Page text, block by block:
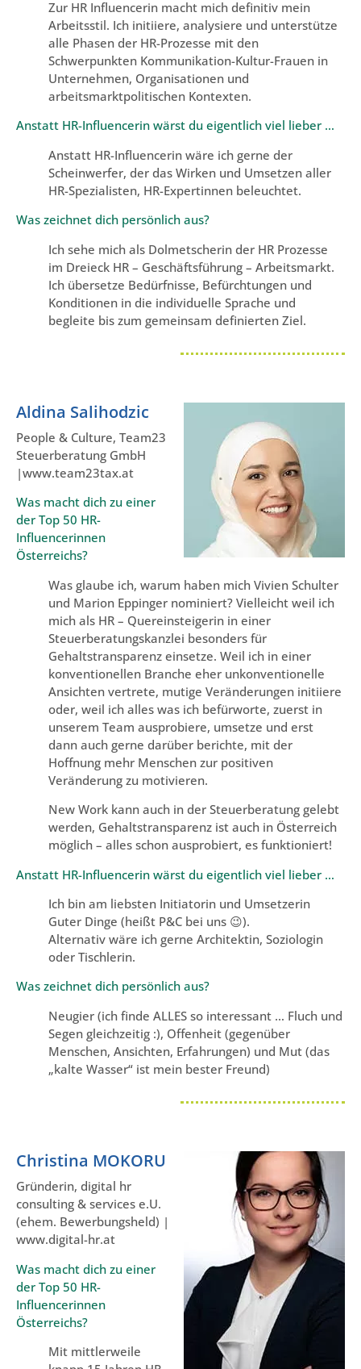
Zur HR Influencerin macht mich definitiv mein
Arbeitsstil. Ich initiiere, analysiere und unterstütze
alle Phasen der HR-Prozesse mit den
Schwerpunkten Kommunikation-Kultur-Frauen in
Unternehmen, Organisationen und
arbeitsmarktpolitischen Kontexten.
Anstatt HR-Influencerin wärst du eigentlich viel lieber …
Anstatt HR-Influencerin wäre ich gerne der
Scheinwerfer, der das Wirken und Umsetzen aller
HR-Spezialisten, HR-Expertinnen beleuchtet.
Was zeichnet dich persönlich aus?
Ich sehe mich als Dolmetscherin der HR Prozesse
im Dreieck HR – Geschäftsführung – Arbeitsmarkt.
Ich übersetze Bedürfnisse, Befürchtungen und
Konditionen in die individuelle Sprache und
begleite bis zum gemeinsam definierten Ziel.
Aldina Salihodzic
People & Culture, Team23
Steuerberatung GmbH
|www.team23tax.at
Was macht dich zu einer
der Top 50 HR-
Influencerinnen
Österreichs?
Was glaube ich, warum haben mich Vivien Schulter
und Marion Eppinger nominiert? Vielleicht weil ich
mich als HR – Quereinsteigerin in einer
Steuerberatungskanzlei besonders für
Gehaltstransparenz einsetze. Weil ich in einer
konventionellen Branche eher unkonventionelle
Ansichten vertrete, mutige Veränderungen initiiere
oder, weil ich alles was ich befürworte, zuerst in
unserem Team ausprobiere, umsetze und erst
dann auch gerne darüber berichte, mit der
Hoffnung mehr Menschen zur positiven
Veränderung zu motivieren.
New Work kann auch in der Steuerberatung gelebt
werden, Gehaltstransparenz ist auch in Österreich
möglich – alles schon ausprobiert, es funktioniert!
Anstatt HR-Influencerin wärst du eigentlich viel lieber …
Ich bin am liebsten Initiatorin und Umsetzerin
Guter Dinge (heißt P&C bei uns 😉).
Alternativ wäre ich gerne Architektin, Soziologin
oder Tischlerin.
Was zeichnet dich persönlich aus?
Neugier (ich finde ALLES so interessant … Fluch und
Segen gleichzeitig :), Offenheit (gegenüber
Menschen, Ansichten, Erfahrungen) und Mut (das
„kalte Wasser“ ist mein bester Freund)
Christina MOKORU
Gründerin, digital hr
consulting & services e.U.
(ehem. Bewerbungsheld) |
www.digital-hr.at
Was macht dich zu einer
der Top 50 HR-
Influencerinnen
Österreichs?
Mit mittlerweile